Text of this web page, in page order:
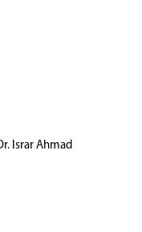
Israr Ahmad